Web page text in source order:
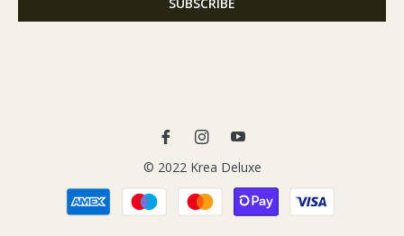
Ins
You
© 2022 Krea Deluxe